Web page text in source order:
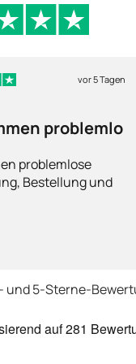
vor 5 Tagen
problemlo
problemlose
Bestellung und
und 5-Sterne-
auf281